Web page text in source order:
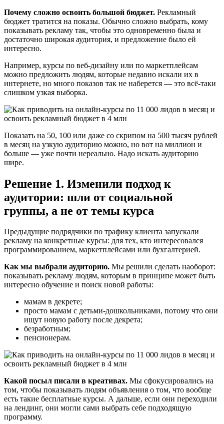
Почему сложно освоить большой бюджет. Рекламный
бюджет тратится на показы. Обычно сложно выбрать, кому
показывать рекламу так, чтобы это одновременно была и
достаточно широкая аудитория, и предложение было ей
интересно.
Например, курсы по веб-дизайну или по маркетплейсам
можно предложить людям, которые недавно искали их в
интернете, но много показов так не наберется — это всё-таки
слишком узкая выборка.
Показать на 50, 100 или даже со скрипом на 500 тысяч рублей
в месяц на узкую аудиторию можно, но вот на миллион и
больше — уже почти нереально. Надо искать аудиторию
шире.
Решение 1. Изменили подход к
аудитории: шли от социальной
группы, а не от темы курса
Предыдущие подрядчики по трафику клиента запускали
рекламу на конкретные курсы: для тех, кто интересовался
программированием, маркетплейсами или бухгалтерией.
Как мы выбрали аудиторию. Мы решили сделать наоборот:
показывать рекламу людям, которым в принципе может быть
интересно обучение и поиск новой работы:
мамам в декрете;
просто мамам с детьми-дошкольниками, потому что они
ищут новую работу после декрета;
безработным;
пенсионерам.
Какой посыл писали в креативах. Мы сфокусировались на
том, чтобы показывать людям объявления о том, что вообще
есть такие бесплатные курсы. А дальше, если они переходили
на лендинг, они могли сами выбрать себе подходящую
программу.